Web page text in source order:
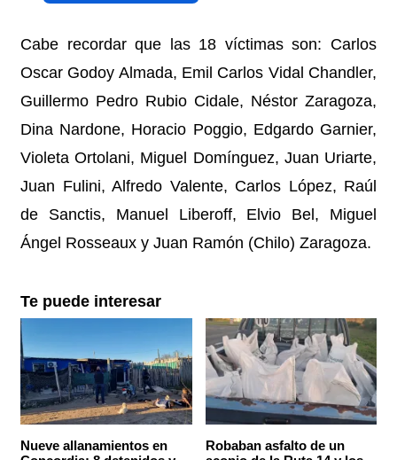
Cabe recordar que las 18 víctimas son: Carlos
Oscar Godoy Almada, Emil Carlos Vidal Chandler,
Guillermo Pedro Rubio Cidale, Néstor Zaragoza,
Dina Nardone, Horacio Poggio, Edgardo Garnier,
Violeta Ortolani, Miguel Domínguez, Juan Uriarte,
Juan Fulini, Alfredo Valente, Carlos López, Raúl
de Sanctis, Manuel Liberoff, Elvio Bel, Miguel
Ángel Rosseaux y Juan Ramón (Chilo) Zaragoza.
Te puede interesar
Nueve allanamientos en
Robaban asfalto de un